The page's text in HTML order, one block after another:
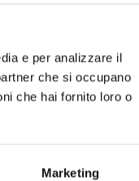
e per analizzare il
che si occupano
che hai fornito loro o
Marketing